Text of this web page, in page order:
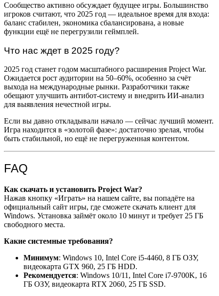
Сообщество активно обсуждает будущее игры. Большинство
игроков считают, что 2025 год — идеальное время для входа:
баланс стабилен, экономика сбалансирована, а новые
функции ещё не перегрузили геймплей.
Что нас ждет в 2025 году?
2025 год станет годом масштабного расширения Project War.
Ожидается рост аудитории на 50–60%, особенно за счёт
выхода на международные рынки. Разработчики также
обещают улучшить антибот-систему и внедрить ИИ-анализ
для выявления нечестной игры.
Если вы давно откладывали начало — сейчас лучший момент.
Игра находится в «золотой фазе»: достаточно зрелая, чтобы
быть стабильной, но ещё не перегруженная контентом.
FAQ
Как скачать и установить Project War?
Нажав кнопку «Играть» на нашем сайте, вы попадёте на
официальный сайт игры, где сможете скачать клиент для
Windows. Установка займёт около 10 минут и требует 25 ГБ
свободного места.
Какие системные требования?
Минимум: Windows 10, Intel Core i5-4460, 8 ГБ ОЗУ,
видеокарта GTX 960, 25 ГБ HDD.
Рекомендуется: Windows 10/11, Intel Core i7-9700K, 16
ГБ ОЗУ, видеокарта RTX 2060, 25 ГБ SSD.